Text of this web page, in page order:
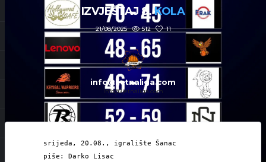
IZVJEŠTAJ 8.KOLA
21/08/2025 512 11
info@ljetnaliga.com
info@ljetnaliga.com
srijeda, 20.08., igralište Šanac
piše: Darko Lisac